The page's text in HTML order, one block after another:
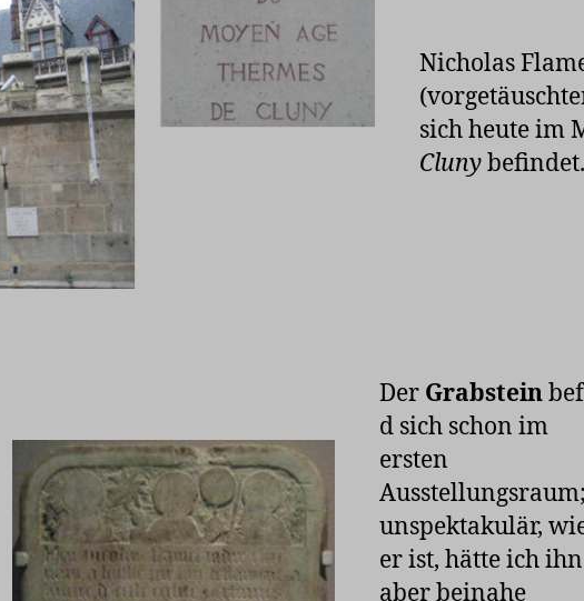
Nicholas
sich heute im
Clunybefindet.
Der Grabstein
d sich schon im
ersten
Ausstellungsraum;
unspektakulär,
er ist, hätte ich ihn
aber beinahe